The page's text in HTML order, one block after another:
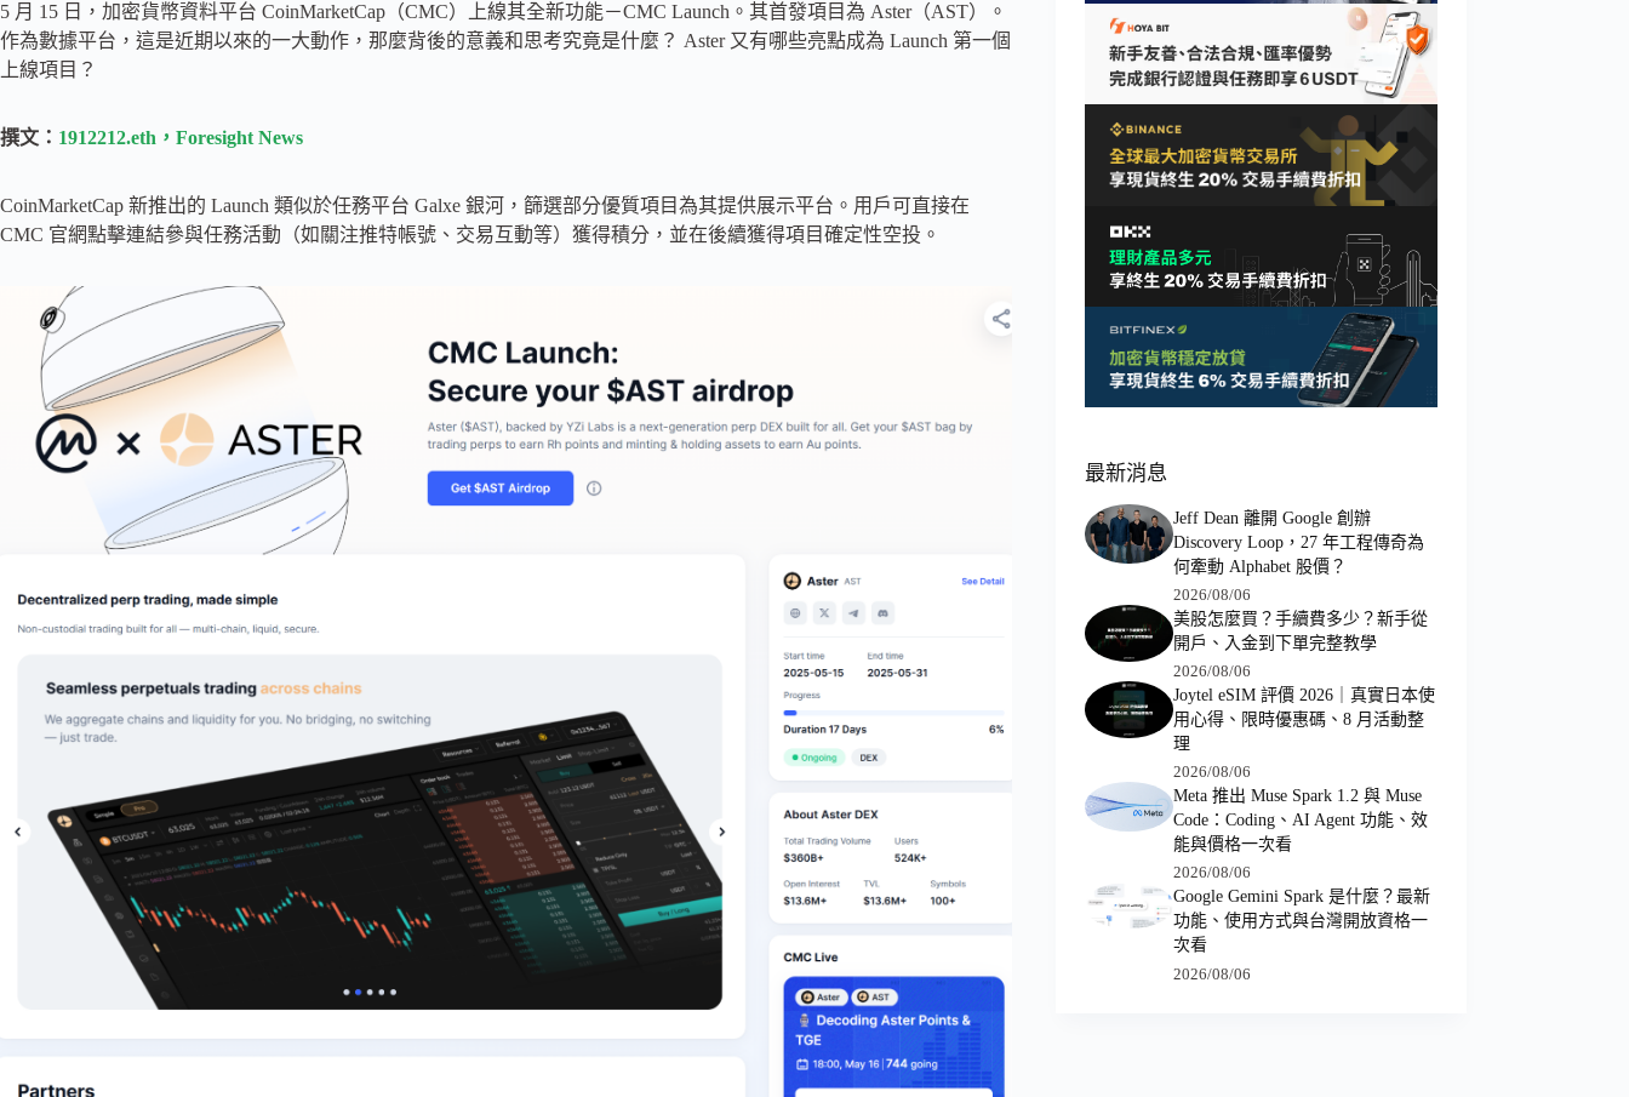
5 月 15 日，加密貨幣資料平台 CoinMarketCap（CMC）上線其全新功能－CMC Launch。其首發項目為 Aster（AST）。
作為數據平台，這是近期以來的一大動作，那麼背後的意義和思考究竟是什麼？ Aster 又有哪些亮點成為 Launch 第一個
上線項目？
撰文： 1912212.eth，Foresight News
CoinMarketCap 新推出的 Launch 類似於任務平台 Galxe 銀河，篩選部分優質項目為其提供展示平台。用戶可直接在
CMC 官網點擊連結參與任務活動（如關注推特帳號、交易互動等）獲得積分，並在後續獲得項目確定性空投。
最新消息
Jeff Dean 離開 Google 創辦
Discovery Loop，27 年工程傳奇為
何牽動 Alphabet 股價？
2026/08/06
美股怎麼買？手續費多少？新手從
開戶、入金到下單完整教學
2026/08/06
Joytel eSIM 評價 2026｜真實日本使
用心得、限時優惠碼、8 月活動整
理
2026/08/06
Meta 推出 Muse Spark 1.2 與 Muse
Code：Coding、AI Agent 功能、效
能與價格一次看
2026/08/06
Google Gemini Spark 是什麼？最新
功能、使用方式與台灣開放資格一
次看
2026/08/06